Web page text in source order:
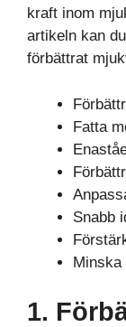
kraft inom
artikeln kan
förbättrat
Fatta
Snabb
Minska
1.